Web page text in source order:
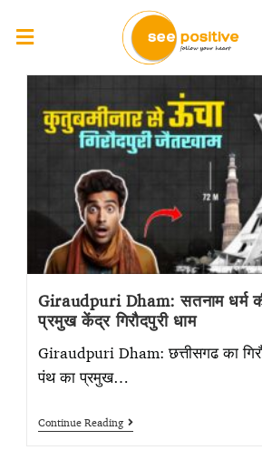
Giraudpuri Dham: सतनाम धर्म
प्रमुख केंद्र गिरौदपुरी धाम
Giraudpuri Dham: छत्तीसगढ का
पंथ का प्रमुख…
Continue Reading